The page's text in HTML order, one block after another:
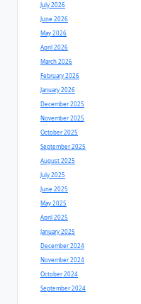
July 2026
June 2026
May 2026
April 2026
March 2026
February 2026
January 2026
December 2025
November 2025
October 2025
September 2025
August 2025
July 2025
June 2025
May 2025
April 2025
January 2025
December 2024
November 2024
October 2024
September 2024